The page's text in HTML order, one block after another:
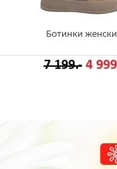
Ботинки
7 199.- 4